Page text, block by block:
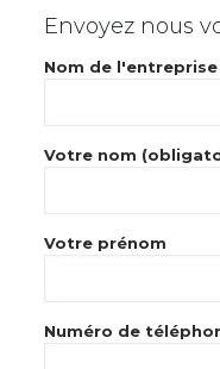
Envoyez nous
Nom de
Votre nom
Votre prénom
Numéro de